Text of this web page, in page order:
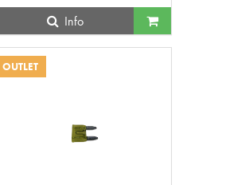
Info
OUTLET